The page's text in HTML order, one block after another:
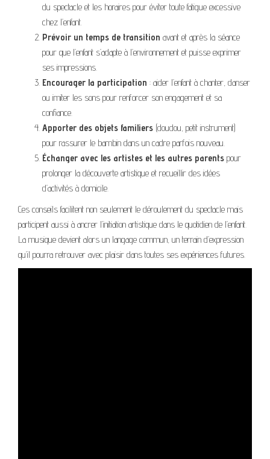
du spectacle et les horaires pour éviter toute fatigue excessive
chez l’enfant.
Prévoir un temps de transition avant et après la séance
pour que l’enfant s’adapte à l’environnement et puisse exprimer
ses impressions.
Encourager la participation : aider l’enfant à chanter, danser
ou imiter les sons pour renforcer son engagement et sa
confiance.
Apporter des objets familiers (doudou, petit instrument)
pour rassurer le bambin dans un cadre parfois nouveau.
Échanger avec les artistes et les autres parents pour
prolonger la découverte artistique et recueillir des idées
d’activités à domicile.
Ces conseils facilitent non seulement le déroulement du spectacle mais
participent aussi à ancrer l’initiation artistique dans le quotidien de l’enfant.
La musique devient alors un langage commun, un terrain d’expression
qu’il pourra retrouver avec plaisir dans toutes ses expériences futures.